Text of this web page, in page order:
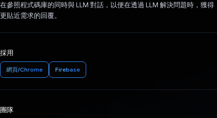
在參照程式碼庫的同時與 LLM 對話，以便在透過 LLM 解決問題時，獲得
更貼近需求的回覆。
採用
網頁/Chrome Firebase
團隊